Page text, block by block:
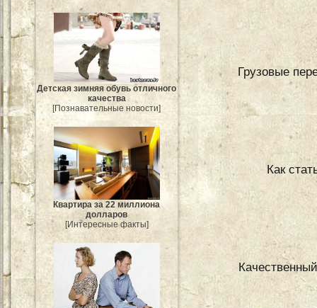
Детская зимняя обувь отличного
качества
[Познавательные новости]
Квартира за 22 миллиона
долларов
[Интересные факты]
Грузовые
Как